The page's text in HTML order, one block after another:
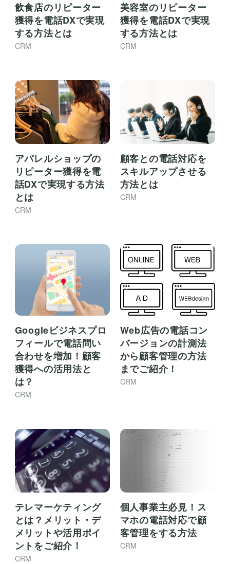
飲食店のリピーター
獲得を電話DXで実現
する方法とは
CRM
美容室のリピーター
獲得を電話DXで実現
する方法とは
CRM
アパレルショップの
リピーター獲得を電
話DXで実現する方法
とは
CRM
顧客との電話対応を
スキルアップさせる
方法とは
CRM
Googleビジネスプロ
フィールで電話問い
合わせを増加！顧客
獲得への活用法と
は？
CRM
Web広告の電話コン
バージョンの計測法
から顧客管理の方法
までご紹介！
CRM
テレマーケティング
とは？メリット・デ
メリットや活用ポイ
ントをご紹介！
CRM
個人事業主必見！ス
マホの電話対応で顧
客管理をする方法
CRM